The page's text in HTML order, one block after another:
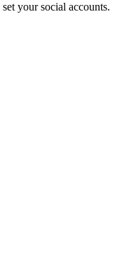
your social accounts.